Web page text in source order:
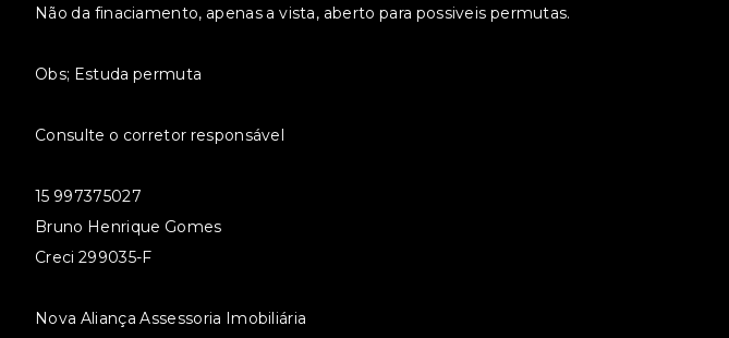
Não da finaciamento, apenas a vista, aberto para possiveis permutas.
Obs; Estuda permuta
Consulte o corretor responsável
15 997375027
Bruno Henrique Gomes
Creci 299035-F
Nova Aliança Assessoria Imobiliária